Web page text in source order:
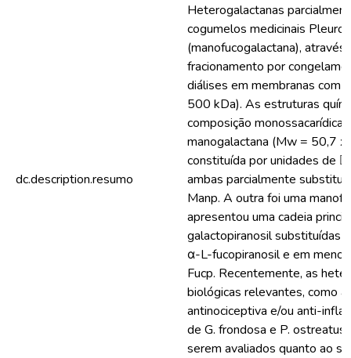
dc.description.resumo
Heterogalactanas
cogumelos medicinais
(manofucogalactana),
fracionamento por
diálises em membranas
500 kDa). As estruturas
composição
manogalactana (Mw = 50,7
constituída por unidades de
ambas parcialmente
Manp. A outra foi uma
apresentou uma cadeia
galactopiranosil substituídas
α-L-fucopiranosil e em
Fucp. Recentemente, as
biológicas relevantes, como
antinociceptiva e/ou anti-
de G. frondosa e P.
serem avaliados quanto ao